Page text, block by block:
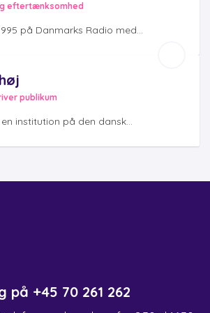
eftertænksomhed
på Danmarks Radio med...
publikum
institution på den dansk...
på +45 70 261 262